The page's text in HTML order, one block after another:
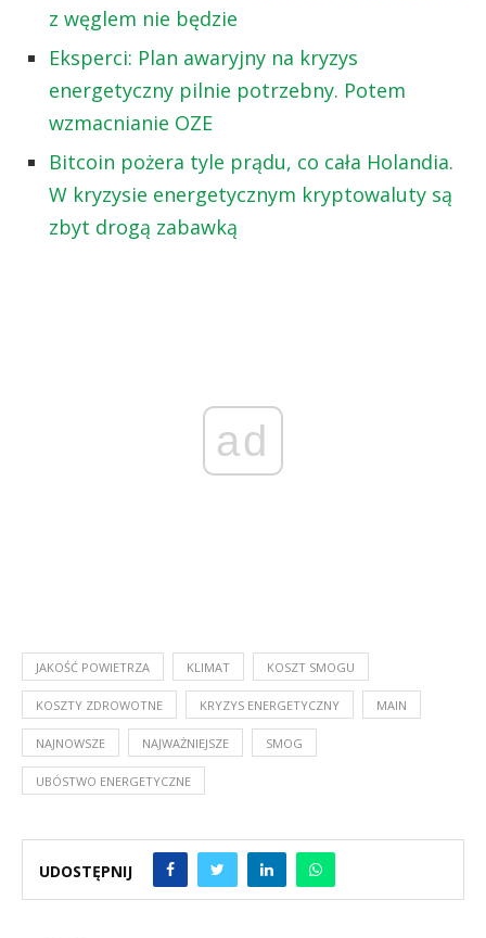
z węglem nie będzie
Eksperci: Plan awaryjny na kryzys
energetyczny pilnie potrzebny. Potem
wzmacnianie OZE
Bitcoin pożera tyle prądu, co cała Holandia.
W kryzysie energetycznym kryptowaluty są
zbyt drogą zabawką
ad
JAKOŚĆ POWIETRZA KLIMAT KOSZT SMOGU
KOSZTY ZDROWOTNE KRYZYS ENERGETYCZNY MAIN
NAJNOWSZE NAJWAŻNIEJSZE SMOG
UBÓSTWO ENERGETYCZNE
UDOSTĘPNIJ